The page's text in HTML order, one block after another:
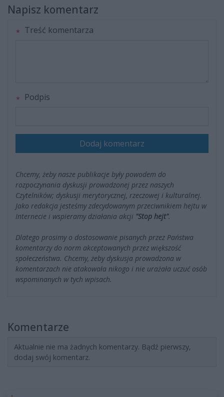
Napisz komentarz
Treść komentarza
Podpis
Dodaj komentarz
Chcemy, żeby nasze publikacje były powodem do
rozpoczynania dyskusji prowadzonej przez naszych
Czytelników; dyskusji merytorycznej, rzeczowej i kulturalnej.
Jako redakcja jesteśmy zdecydowanym przeciwnikiem hejtu w
Internecie i wspieramy działania akcji "Stop hejt".
Dlatego prosimy o dostosowanie pisanych przez Państwa
komentarzy do norm akceptowanych przez większość
społeczeństwa. Chcemy, żeby dyskusja prowadzona w
komentarzach nie atakowała nikogo i nie urażała uczuć osób
wspominanych w tych wpisach.
Komentarze
Aktualnie nie ma żadnych komentarzy. Bądź pierwszy,
dodaj swój komentarz.